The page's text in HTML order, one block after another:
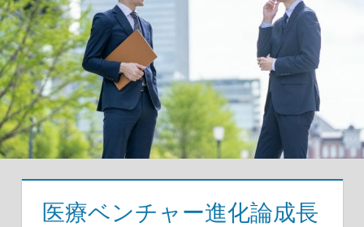
ッ
プ
医療ベンチャー進化論成長